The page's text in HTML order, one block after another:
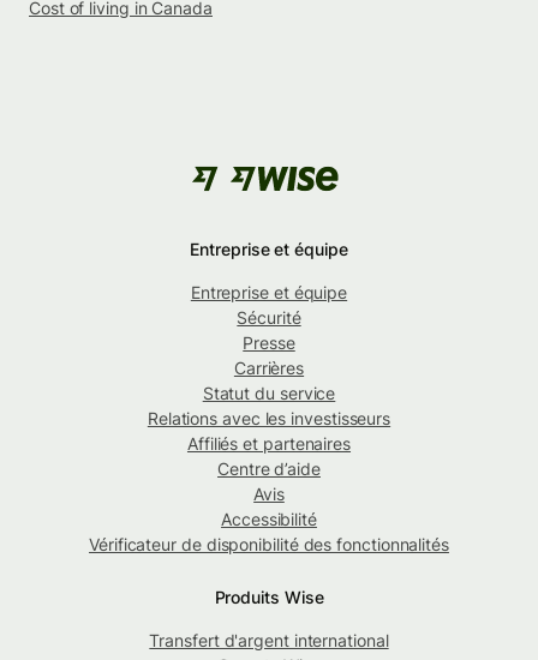
Cost of living in Canada
Entreprise et équipe
Entreprise et équipe
Sécurité
Presse
Carrières
Statut du service
Relations avec les investisseurs
Affiliés et partenaires
Centre d’aide
Avis
Accessibilité
Vérificateur de disponibilité des fonctionnalités
Produits Wise
Transfert d'argent international